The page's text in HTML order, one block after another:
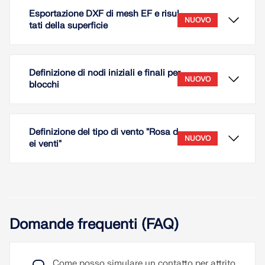
Esportazione DXF di mesh EF e risul
tati della superficie
NUOVO
utilizzata la gRPC API. Nell'esportazione sono
supportate, tra le altre, le seguenti opzioni:
Forma deformata (opzionalmente come
Definizione di nodi iniziali e finali per
blocchi
NUOVO
Definizione del tipo di vento "Rosa d
ei venti"
NUOVO
Domande frequenti (FAQ)